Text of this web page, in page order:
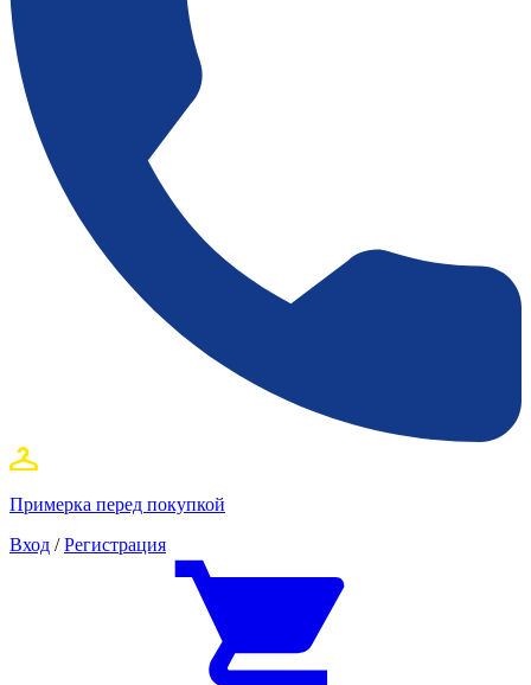
Примерка перед покупкой
Вход / Регистрация